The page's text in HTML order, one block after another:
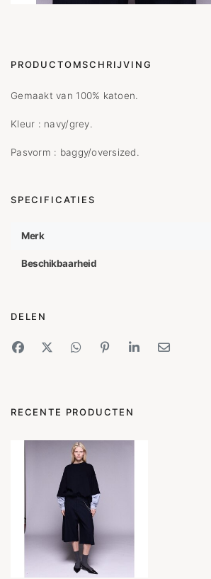
PRODUCTOMSCHRIJVING
Gemaakt van 100% katoen.
Kleur : navy/grey.
Pasvorm : baggy/oversized.
SPECIFICATIES
Merk
Beschikbaarheid
DELEN
RECENTE PRODUCTEN